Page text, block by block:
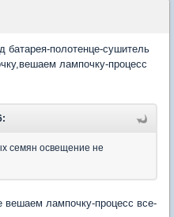
батарея-полотенце-сушитель
лампочку-процесс
семян освещение не
лампочку-процесс все-